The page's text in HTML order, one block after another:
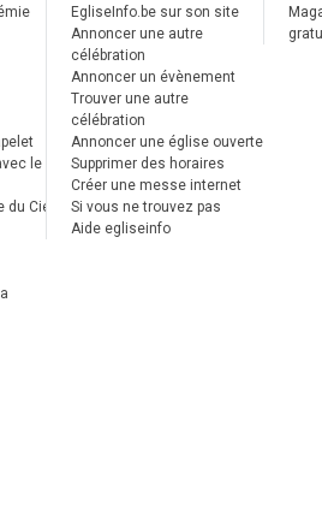
le
Ciel
EgliseInfo.be sur son site
Annoncer une autre
célébration
Annoncer un évènement
Trouver une autre
célébration
Annoncer une église ouverte
Supprimer des horaires
Créer une messe internet
Si vous ne trouvez pas
Aide egliseinfo